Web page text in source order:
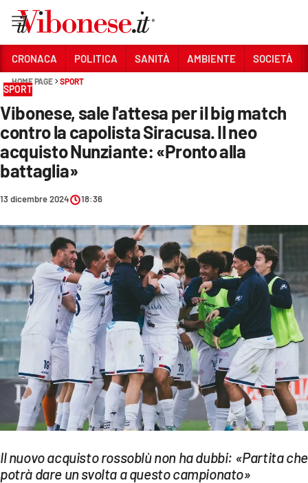
Sezioni
CRONACA
POLITICA
SANITÀ
AMBIENTE
SOCIETÀ
CULTURA
ECONOMIA E LAVORO
EVENTI
SPORT
Streaming
LAC TV
LAC ONAIR
CRONACA POLITICA SANITÀ AMBIENTE SOCIETÀ
HOME PAGE SPORT
SPORT
Vibonese, sale l'attesa per il big match
contro la capolista Siracusa. Il neo
acquisto Nunziante: «Pronto alla
battaglia»
13 dicembre 2024 18:36
Il nuovo acquisto rossoblù non ha dubbi: «Partita che
potrà dare un svolta a questo campionato»